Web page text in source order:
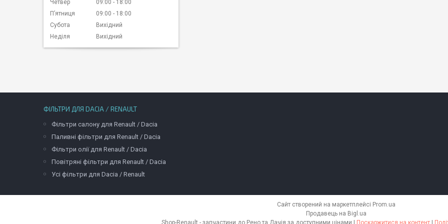
Четвер
09:00
18:00
Пʼятниця
09:00
18:00
Субота
Вихідний
Неділя
Вихідний
ФІЛЬТРИ ДЛЯ DACIA / RENAULT
Фільтри салону для Renault / Dacia
Паливні фільтри для Renault / Dacia
Фільтри олії для Renault / Dacia
Повітряні фільтри для Renault / Dacia
Усі фільтри для Dacia / Renault
Сайт створений на маркетплейсі Prom.ua
Продавець на Bigl.ua
Поскаржитися на контент